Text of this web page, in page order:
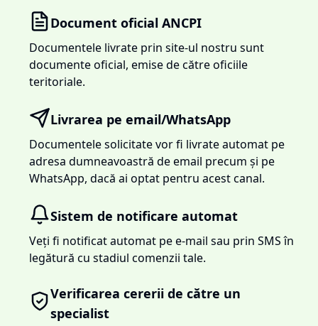
Document oficial ANCPI
Documentele livrate prin site-ul nostru sunt
documente oficial, emise de către oficiile
teritoriale.
Livrarea pe email/WhatsApp
Documentele solicitate vor fi livrate automat pe
adresa dumneavoastră de email precum și pe
WhatsApp, dacă ai optat pentru acest canal.
Sistem de notificare automat
Veți fi notificat automat pe e-mail sau prin SMS în
legătură cu stadiul comenzii tale.
Verificarea cererii de către un
specialist